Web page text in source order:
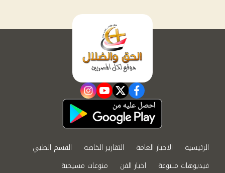
facebook
twitter
youtube
instagram
الرئيسية الاخبار العامة التقارير الخاصة
القسم الطبي
فيديوهات متنوعة
اخبار الفن
منوعات مسيحية